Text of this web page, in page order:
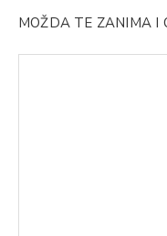
MOŽDA TE ZANIMA I